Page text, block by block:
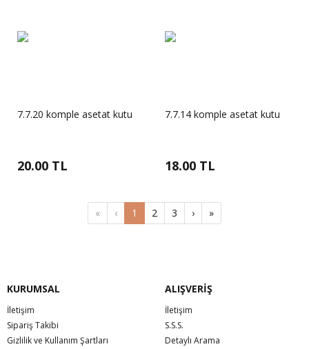
7.7.20 komple asetat kutu
20.00 TL
7.7.14 komple asetat kutu
18.00 TL
« ‹ 1 2 3 › »
KURUMSAL
İletişim
Sipariş Takibi
Gizlilik ve Kullanım Şartları
ALIŞVERİŞ
İletişim
S.S.S.
Detaylı Arama